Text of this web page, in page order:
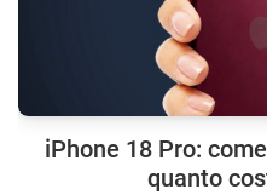
iPhone 18 Pro:
quanto